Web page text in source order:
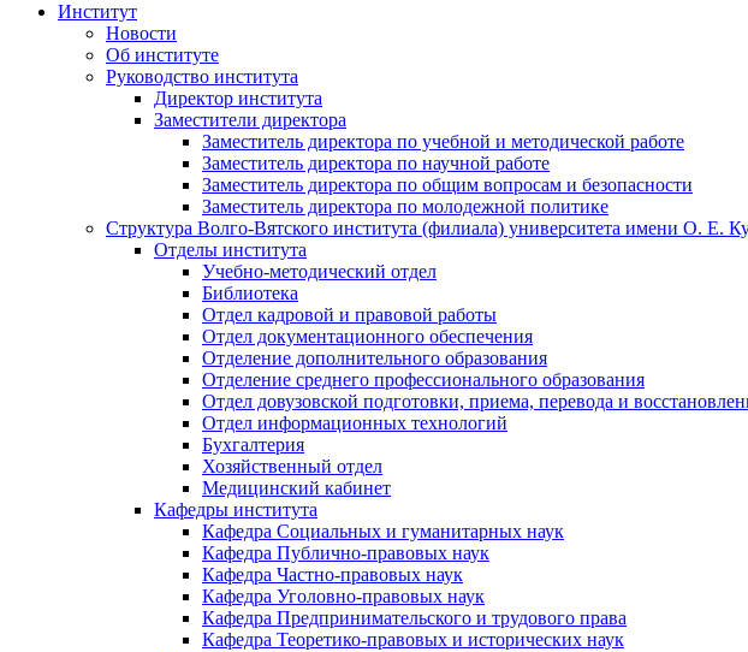
Институт
Новости
Об институте
Руководство института
Директор института
Заместители директора
Заместитель директора по учебной и методической работе
Заместитель директора по научной работе
Заместитель директора по общим вопросам и безопасности
Заместитель директора по молодежной политике
Структура Волго-Вятского института (филиала) университета имени О.
Отделы института
Учебно-методический отдел
Библиотека
Отдел кадровой и правовой работы
Отдел документационного обеспечения
Отделение дополнительного образования
Отделение среднего профессионального образования
Отдел довузовской подготовки, приема, перевода и
Отдел информационных технологий
Бухгалтерия
Хозяйственный отдел
Медицинский кабинет
Кафедры института
Кафедра Социальных и гуманитарных наук
Кафедра Публично-правовых наук
Кафедра Частно-правовых наук
Кафедра Уголовно-правовых наук
Кафедра Предпринимательского и трудового права
Кафедра Теоретико-правовых и исторических наук